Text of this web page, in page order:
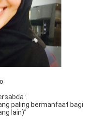
:
paling bermanfaat bagi
lain)”